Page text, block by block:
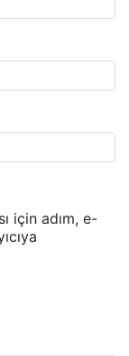
için adım, e-